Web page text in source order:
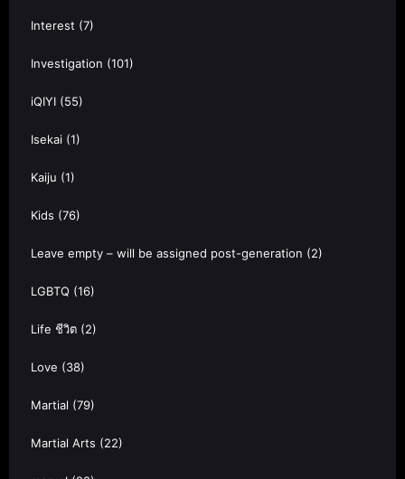
Interest (7)
Investigation (101)
iQIYI (55)
Isekai (1)
Kaiju (1)
Kids (76)
Leave empty – will be assigned post-generation (2)
LGBTQ (16)
Life ชีวิต (2)
Love (38)
Martial (79)
Martial Arts (22)